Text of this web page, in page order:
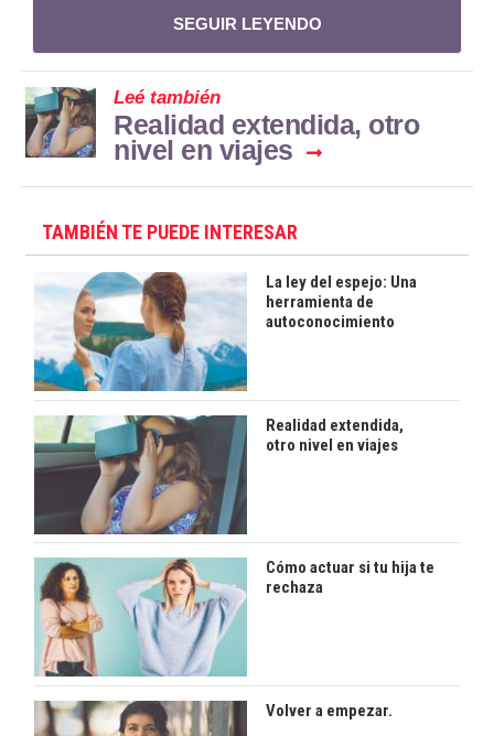
SEGUIR LEYENDO
Leé también
Realidad extendida, otro
nivel en viajes
TAMBIÉN TE PUEDE INTERESAR
La ley del espejo: Una
herramienta de
autoconocimiento
Realidad extendida,
otro nivel en viajes
Cómo actuar si tu hija te
rechaza
Volver a empezar.